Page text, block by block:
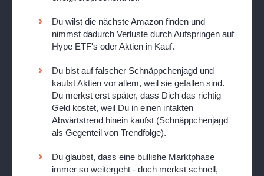
Du wilst die nächste Amazon finden und
nimmst dadurch Verluste durch Aufspringen auf
Hype ETF's oder Aktien in Kauf.
Du bist auf falscher Schnäppchenjagd und
kaufst Aktien vor allem, weil sie gefallen sind.
Du merkst erst später, dass Dich das richtig
Geld kostet, weil Du in einen intakten
Abwärtstrend hinein kaufst (Schnäppchenjagd
als Gegenteil von Trendfolge).
Du glaubst, dass eine bullishe Marktphase
immer so weitergeht - doch merkst schnell,